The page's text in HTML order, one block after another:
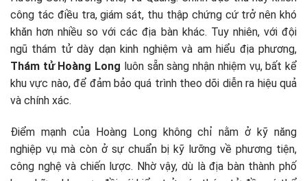
công tác điều tra, giám sát, thu thập chứng cứ trở nên khó
khăn hơn nhiều so với các địa bàn khác. Tuy nhiên, với đội
ngũ thám tử dày dạn kinh nghiệm và am hiểu địa phương,
Thám tử Hoàng Long luôn sẵn sàng nhận nhiệm vụ, bất kể
khu vực nào, để đảm bảo quá trình theo dõi diễn ra hiệu quả
và chính xác.
Điểm mạnh của Hoàng Long không chỉ nằm ở kỹ năng
nghiệp vụ mà còn ở sự chuẩn bị kỹ lưỡng về phương tiện,
công nghệ và chiến lược. Nhờ vậy, dù là địa bàn thành phố